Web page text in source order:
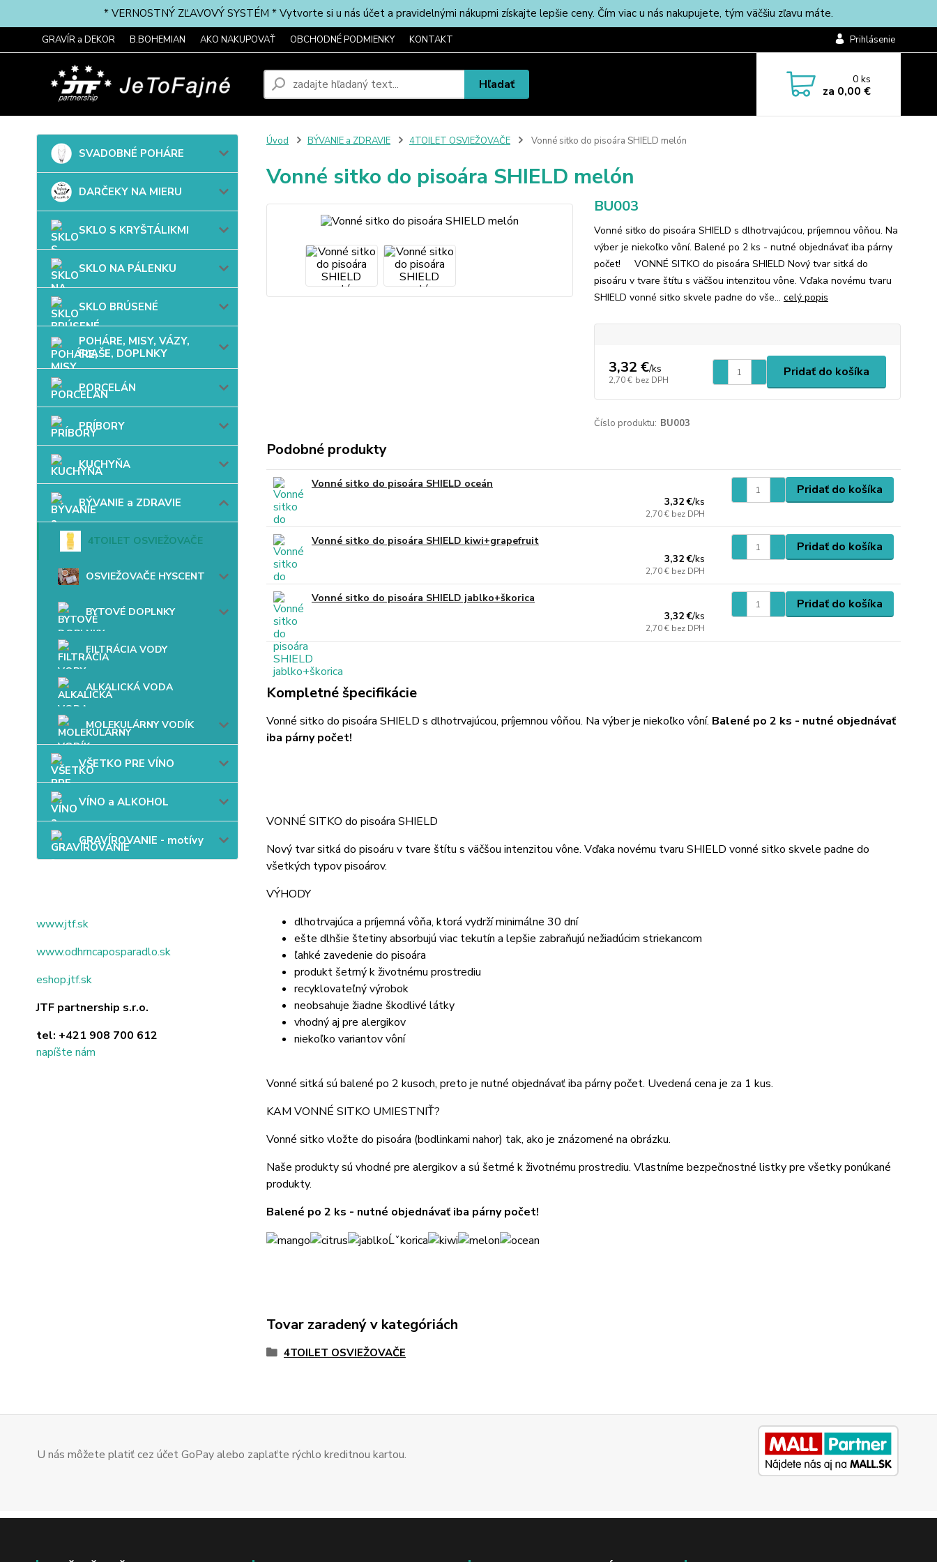
* VERNOSTNÝ ZĽAVOVÝ SYSTÉM * Vytvorte si u nás účet a pravidelnými nákupmi získajte lepšie ceny. Čím viac u nás nakupujete, tým väčšiu zľavu máte.
GRAVÍR a DEKOR B.BOHEMIAN AKO NAKUPOVAŤ OBCHODNÉ PODMIENKY KONTAKT Prihlásenie
Hľadať 0ks
za 0,00 €
SVADOBNÉ POHÁRE
DARČEKY NA MIERU
SKLO S KRYŠTÁLIKMI
SKLO NA PÁLENKU
SKLO BRÚSENÉ
POHÁRE, MISY, VÁZY,
FĽAŠE, DOPLNKY
PORCELÁN
PRÍBORY
KUCHYŇA
BÝVANIE a ZDRAVIE
4TOILET OSVIEŽOVAČE
OSVIEŽOVAČE HYSCENT
BYTOVÉ DOPLNKY
FILTRÁCIA VODY
ALKALICKÁ VODA
MOLEKULÁRNY VODÍK
VŠETKO PRE VÍNO
VÍNO a ALKOHOL
GRAVÍROVANIE - motívy
www.jtf.sk
www.odhrncaposparadlo.sk
eshop.jtf.sk
JTF partnership s.r.o.
tel: +421 908 700 612
napíšte nám
Úvod BÝVANIE a ZDRAVIE 4TOILET OSVIEŽOVAČE Vonné sitko do pisoára SHIELD melón
Vonné sitko do pisoára SHIELD melón
BU003
Vonné sitko do pisoára SHIELD s dlhotrvajúcou, príjemnou vôňou. Na
výber je niekoľko vôní. Balené po 2 ks - nutné objednávať iba párny
počet! VONNÉ SITKO do pisoára SHIELD Nový tvar sitká do
pisoáru v tvare štítu s väčšou intenzitou vône. Vďaka novému tvaru
SHIELD vonné sitko skvele padne do vše... celý popis
3,32 €/ks
2,70 € bez DPH
Pridať do košíka
Číslo produktu: BU003
Podobné produkty
Vonné sitko do pisoára SHIELD oceán
3,32 €/ks
2,70 € bez DPH
Pridať do košíka
Vonné sitko do pisoára SHIELD kiwi+grapefruit
3,32 €/ks
2,70 € bez DPH
Pridať do košíka
Vonné sitko do pisoára SHIELD jablko+škorica
3,32 €/ks
2,70 € bez DPH
Pridať do košíka
Kompletné špecifikácie
Vonné sitko do pisoára SHIELD s dlhotrvajúcou, príjemnou vôňou. Na výber je niekoľko vôní. Balené po 2 ks - nutné objednávať
iba párny počet!
VONNÉ SITKO do pisoára SHIELD
Nový tvar sitká do pisoáru v tvare štítu s väčšou intenzitou vône. Vďaka novému tvaru SHIELD vonné sitko skvele padne do
všetkých typov pisoárov.
VÝHODY
dlhotrvajúca a príjemná vôňa, ktorá vydrží minimálne 30 dní
ešte dlhšie štetiny absorbujú viac tekutín a lepšie zabraňujú nežiadúcim striekancom
ľahké zavedenie do pisoára
produkt šetrný k životnému prostrediu
recyklovateľný výrobok
neobsahuje žiadne škodlivé látky
vhodný aj pre alergikov
niekoľko variantov vôní
Vonné sitká sú balené po 2 kusoch, preto je nutné objednávať iba párny počet. Uvedená cena je za 1 kus.
KAM VONNÉ SITKO UMIESTNIŤ?
Vonné sitko vložte do pisoára (bodlinkami nahor) tak, ako je znázornené na obrázku.
Naše produkty sú vhodné pre alergikov a sú šetrné k životnému prostrediu. Vlastníme bezpečnostné listky pre všetky ponúkané
produkty.
Balené po 2 ks - nutné objednávať iba párny počet!
Tovar zaradený v kategóriách
4TOILET OSVIEŽOVAČE
U nás môžete platiť cez účet GoPay alebo zaplaťte rýchlo kreditnou kartou.